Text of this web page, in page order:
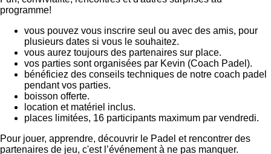
programme!
vous pouvez vous inscrire seul ou avec des amis, pour
plusieurs dates si vous le souhaitez.
vous aurez toujours des partenaires sur place.
vos parties sont organisées par Kevin (Coach Padel).
bénéficiez des conseils techniques de notre coach padel
pendant vos parties.
boisson offerte.
location et matériel inclus.
places limitées, 16 participants maximum par vendredi.
Pour jouer, apprendre, découvrir le Padel et rencontrer des
partenaires de jeu, c'est l’événement à ne pas manquer.